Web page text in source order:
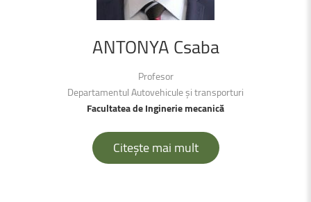
ANTONYA Csaba
Profesor
Departamentul Autovehicule și transporturi
Facultatea de Inginerie mecanică
Citește mai mult